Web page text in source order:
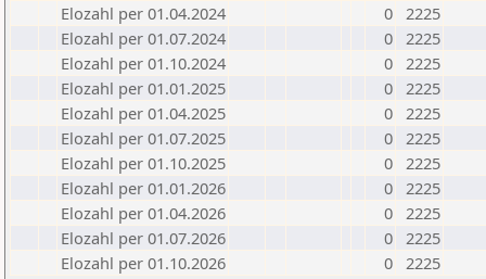
Elozahl per 01.04.2024
0 2225
Elozahl per 01.07.2024
0 2225
Elozahl per 01.10.2024
0 2225
Elozahl per 01.01.2025
0 2225
Elozahl per 01.04.2025
0 2225
Elozahl per 01.07.2025
0 2225
Elozahl per 01.10.2025
0 2225
Elozahl per 01.01.2026
0 2225
Elozahl per 01.04.2026
0 2225
Elozahl per 01.07.2026
0 2225
Elozahl per 01.10.2026
0 2225